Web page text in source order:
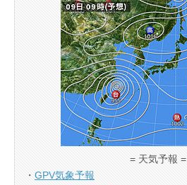
= 天気予報 =
・ GPV気象予報